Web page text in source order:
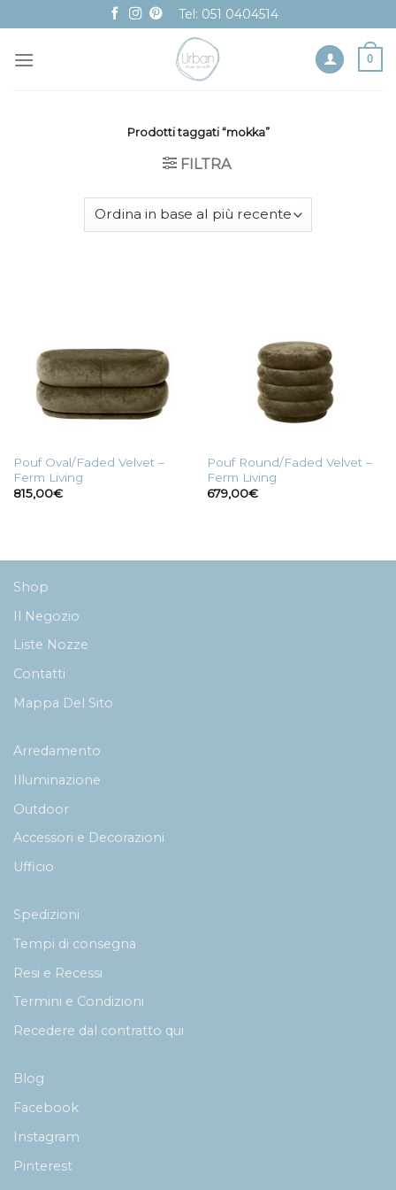
to
content
Tel: 051 0404514
0
Prodotti taggati “mokka”
FILTRA
Pouf Oval/Faded Velvet –
Ferm Living
815,00€
Pouf Round/Faded Velvet –
Ferm Living
679,00€
Shop
Il Negozio
Liste Nozze
Contatti
Mappa Del Sito
Arredamento
Illuminazione
Outdoor
Accessori e Decorazioni
Ufficio
Spedizioni
Tempi di consegna
Resi e Recessi
Termini e Condizioni
Recedere dal contratto qui
Blog
Facebook
Instagram
Pinterest